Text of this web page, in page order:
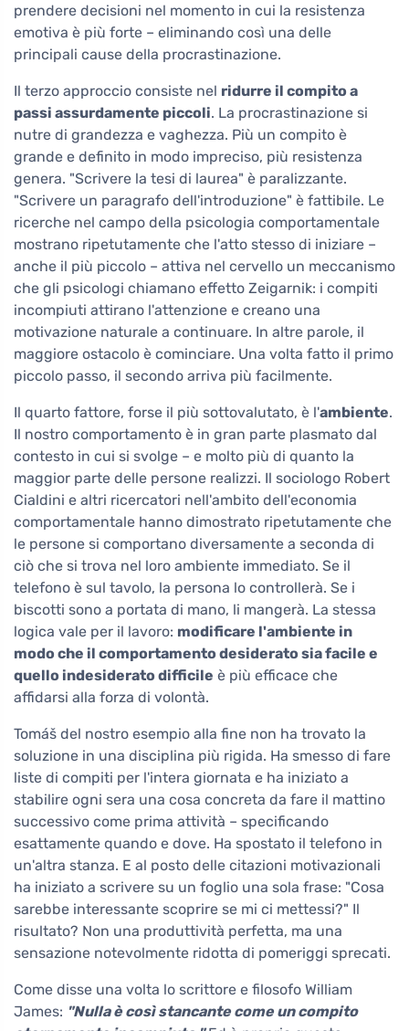
prendere decisioni nel momento in cui la resistenza
emotiva è più forte – eliminando così una delle
principali cause della procrastinazione.
Il terzo approccio consiste nel ridurre il compito a
passi assurdamente piccoli. La procrastinazione si
nutre di grandezza e vaghezza. Più un compito è
grande e definito in modo impreciso, più resistenza
genera. "Scrivere la tesi di laurea" è paralizzante.
"Scrivere un paragrafo dell'introduzione" è fattibile. Le
ricerche nel campo della psicologia comportamentale
mostrano ripetutamente che l'atto stesso di iniziare –
anche il più piccolo – attiva nel cervello un meccanismo
che gli psicologi chiamano effetto Zeigarnik: i compiti
incompiuti attirano l'attenzione e creano una
motivazione naturale a continuare. In altre parole, il
maggiore ostacolo è cominciare. Una volta fatto il primo
piccolo passo, il secondo arriva più facilmente.
Il quarto fattore, forse il più sottovalutato, è l'ambiente.
Il nostro comportamento è in gran parte plasmato dal
contesto in cui si svolge – e molto più di quanto la
maggior parte delle persone realizzi. Il sociologo Robert
Cialdini e altri ricercatori nell'ambito dell'economia
comportamentale hanno dimostrato ripetutamente che
le persone si comportano diversamente a seconda di
ciò che si trova nel loro ambiente immediato. Se il
telefono è sul tavolo, la persona lo controllerà. Se i
biscotti sono a portata di mano, li mangerà. La stessa
logica vale per il lavoro: modificare l'ambiente in
modo che il comportamento desiderato sia facile e
quello indesiderato difficile è più efficace che
affidarsi alla forza di volontà.
Tomáš del nostro esempio alla fine non ha trovato la
soluzione in una disciplina più rigida. Ha smesso di fare
liste di compiti per l'intera giornata e ha iniziato a
stabilire ogni sera una cosa concreta da fare il mattino
successivo come prima attività – specificando
esattamente quando e dove. Ha spostato il telefono in
un'altra stanza. E al posto delle citazioni motivazionali
ha iniziato a scrivere su un foglio una sola frase: "Cosa
sarebbe interessante scoprire se mi ci mettessi?" Il
risultato? Non una produttività perfetta, ma una
sensazione notevolmente ridotta di pomeriggi sprecati.
Come disse una volta lo scrittore e filosofo William
James: "Nulla è così stancante come un compito